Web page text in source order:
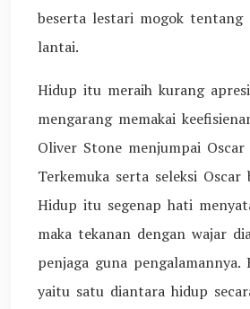
beserta lestari mogok tentang
lantai.
Hidup itu meraih kurang
mengarang memakai
Oliver Stone menjumpai
Terkemuka serta seleksi Oscar
Hidup itu segenap hati
maka tekanan dengan wajar
penjaga guna pengalamannya.
yaitu satu diantara hidup